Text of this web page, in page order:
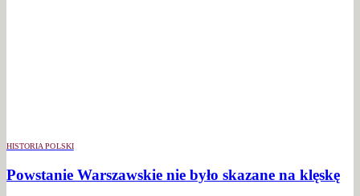
HISTORIA POLSKI
Powstanie Warszawskie nie było skazane na klęskę